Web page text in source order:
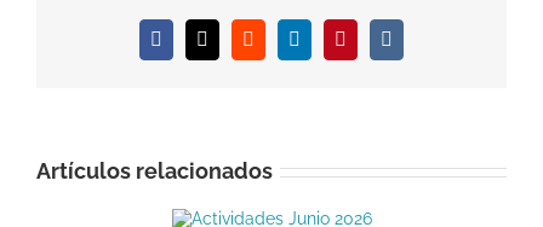
Facebook
X RedditLinkedInPinterestVk
Artículos relacionados